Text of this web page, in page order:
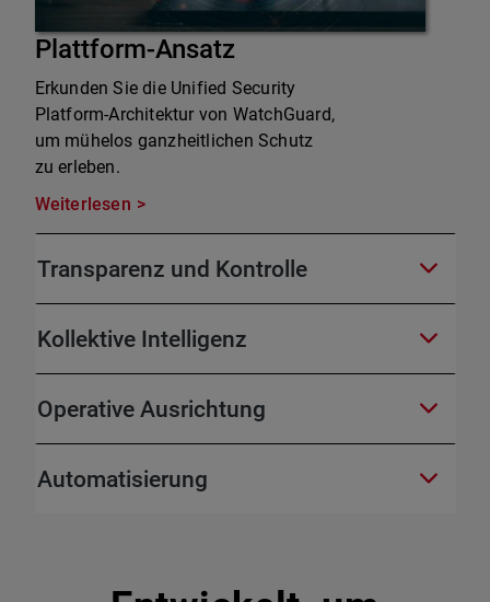
Plattform-Ansatz
Erkunden Sie die Unified Security
Platform-Architektur von WatchGuard,
um mühelos ganzheitlichen Schutz
zu erleben.
Weiterlesen
Transparenz und Kontrolle
Kollektive Intelligenz
Operative Ausrichtung
Automatisierung